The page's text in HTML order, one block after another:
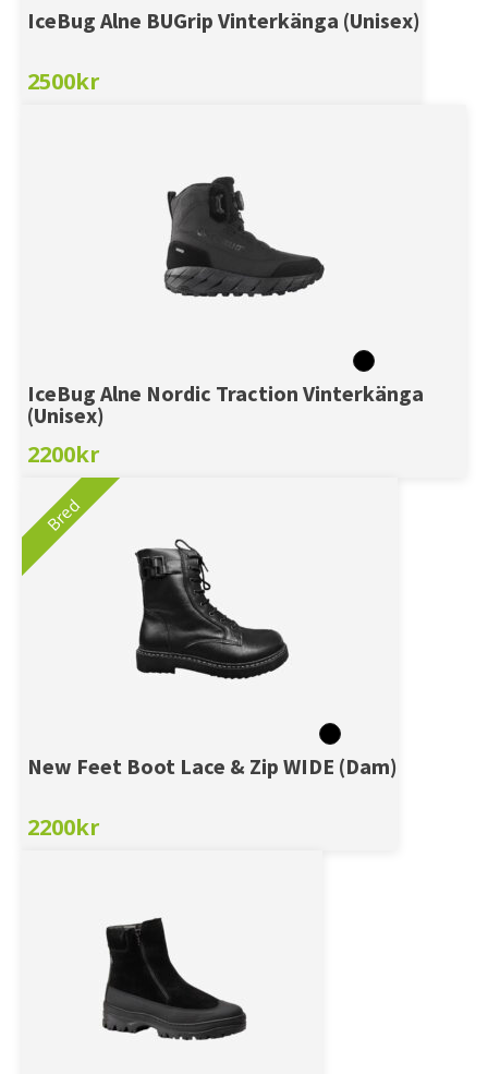
IceBug Alne BUGrip Vinterkänga (Unisex)
2500kr
IceBug Alne Nordic Traction Vinterkänga
(Unisex)
2200kr
Bred
New Feet Boot Lace & Zip WIDE (Dam)
2200kr